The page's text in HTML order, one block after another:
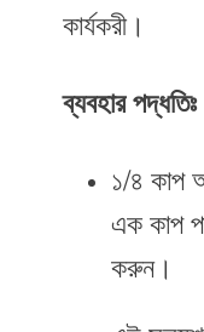
কার্যকরী।
ব্যবহার পদ্ধতিঃ
১/৪ কাপ
এক কাপ
করুন।